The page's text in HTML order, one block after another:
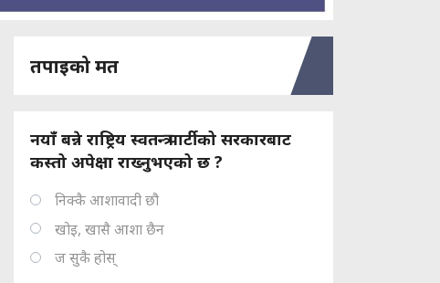
तपाइको मत
नयाँ बन्ने राष्ट्रिय स्वतन्त्र पार्टीको सरकारबाट
कस्तो अपेक्षा राख्नुभएको छ ?
निक्कै आशावादी छौ
खोइ, खासै आशा छैन
ज सुकै होस्